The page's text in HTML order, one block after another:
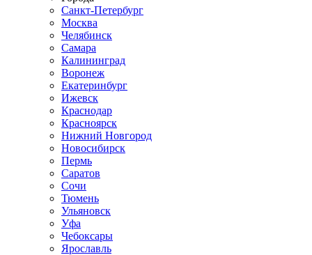
Санкт-Петербург
Москва
Челябинск
Самара
Калининград
Воронеж
Екатеринбург
Ижевск
Краснодар
Красноярск
Нижний Новгород
Новосибирск
Пермь
Саратов
Сочи
Тюмень
Ульяновск
Уфа
Чебоксары
Ярославль